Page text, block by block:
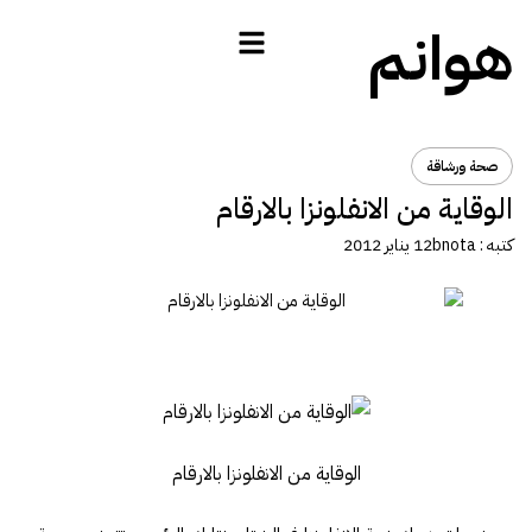
هوانم
صحة ورشاقة
الوقاية من الانفلونزا بالارقام
كتبه :bnota12 يناير 2012
الوقاية من الانفلونزا بالارقام